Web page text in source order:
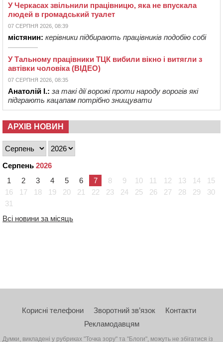
У Черкасах звільнили працівницю, яка не впускала
людей в громадський туалет
07 СЕРПНЯ 2026, 08:39
містянин: керівники підбирають працівників подобію собі
У Тальному працівники ТЦК вибили вікно і витягли з
автівки чоловіка (ВІДЕО)
07 СЕРПНЯ 2026, 08:35
Анатолій І.: за такі дії ворожі проти народу ворогів які
підграють кацапам потрібно знищувати
АРХІВ НОВИН
Серпень 2026
1
2 3 4 5 6 7 8 9 10 11 12 13 14
15
16
17 18 19 20 21 22 23 24 25 26 27 28 29
30
31
Всі новини за місяць
Корисні телефони Зворотний зв’язок
Контакти
Рекламодавцям
Думки, викладені у рубриках "Точка зору" та "Блоги", можуть не збігатися із